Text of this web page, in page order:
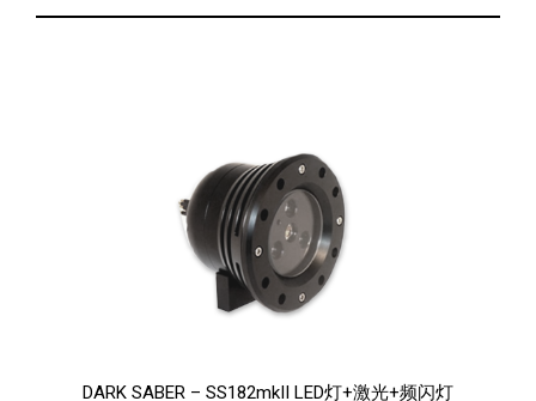
DARK SABER – SS182mkII LED灯+激光+频闪灯